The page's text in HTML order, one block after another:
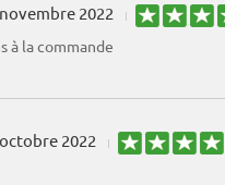
2022
à la commande
2022